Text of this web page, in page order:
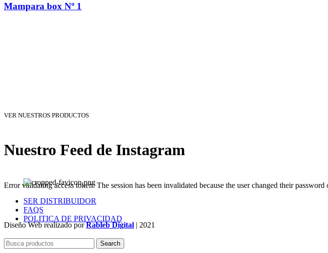
Mampara box Nº 1
VER NUESTROS PRODUCTOS
Nuestro Feed de Instagram
Error validating access token: The session has been invalidated because the user changed their
SER DISTRIBUIDOR
FAQS
POLITICA DE PRIVACIDAD
Diseño Web realizado porRableb Digital | 2021
Search